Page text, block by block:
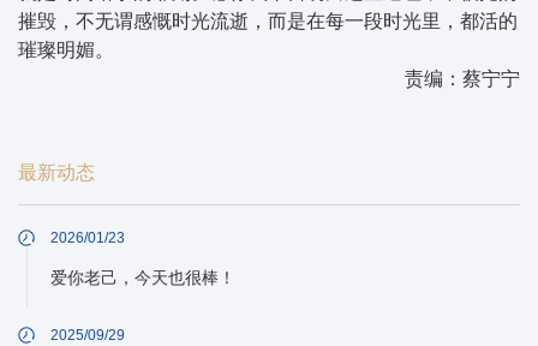
摧毁，不无谓感慨时光流逝，而是在每一段时光里，都活的
璀璨明媚。
责编：蔡宁宁
最新动态
2026/01/23
爱你老己，今天也很棒！
2025/09/29